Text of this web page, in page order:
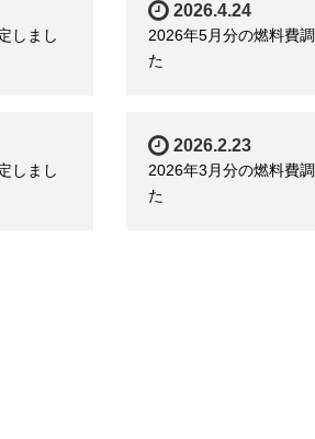
しまし
2026.4.24
2026年5月分の燃料費
た
しまし
2026.2.23
2026年3月分の燃料費
た